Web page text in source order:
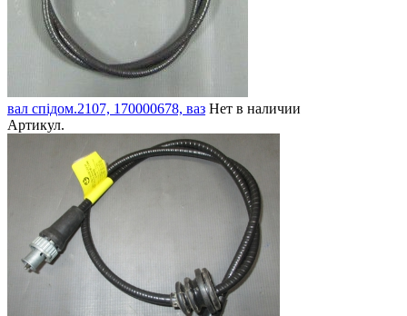
вал спідом.2107, 170000678, ваз Нет в наличии
Артикул.